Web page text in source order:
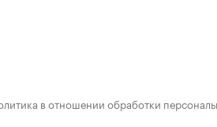
в отношении обработки